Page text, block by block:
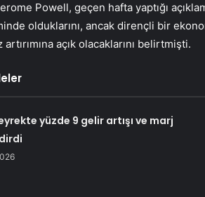
Powell, geçen hafta yaptığı
olduklarını, ancak dirençli bir
açık olacaklarını belirtmişti.
yüzde 9 gelir artışı ve marj